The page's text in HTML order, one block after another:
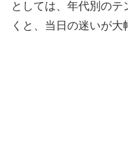
としては、年代別の
くと、当日の迷いが大